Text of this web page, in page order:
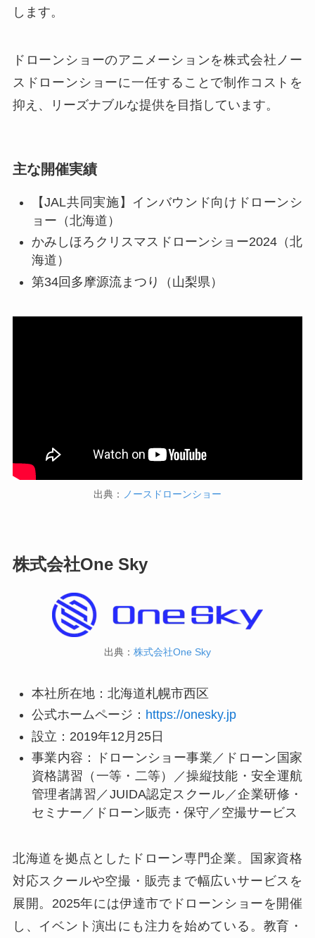
します。
ドローンショーのアニメーションを株式会社ノー
スドローンショーに一任することで制作コストを
抑え、リーズナブルな提供を目指しています。
主な開催実績
【JAL共同実施】インバウンド向けドローンシ
ョー（北海道）
かみしほろクリスマスドローンショー2024（北
海道）
第34回多摩源流まつり（山梨県）
出典： ノースドローンショー
株式会社One Sky
出典： 株式会社One Sky
本社所在地：北海道札幌市西区
公式ホームページ： https://onesky.jp
設立：2019年12月25日
事業内容：ドローンショー事業／ドローン国家
資格講習（一等・二等）／操縦技能・安全運航
管理者講習／JUIDA認定スクール／企業研修・
セミナー／ドローン販売・保守／空撮サービス
北海道を拠点としたドローン専門企業。国家資格
対応スクールや空撮・販売まで幅広いサービスを
展開。2025年には伊達市でドローンショーを開催
し、イベント演出にも注力を始めている。教育・